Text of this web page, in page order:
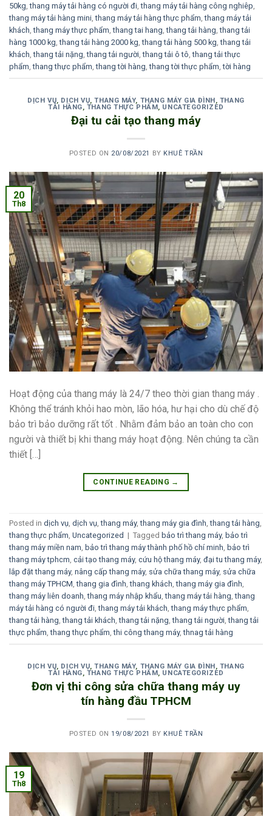
50kg ,thang máy tải hàng có người đi ,thang máy tải hàng công nghiêp
thang máy tải hàng mini ,thang máy tải hàng thực phẩm ,thang máy tải
khách ,thang máy thực phẩm ,thang tai hang ,thang tải hàng ,thang tải
hàng 1000 kg ,thang tải hàng 2000 kg ,thang tải hàng 500 kg ,thang tải
khách ,thang tải nặng ,thang tải người ,thang tải ô tô ,thang tải thực
phẩm ,thang thực phẩm ,thang tời hàng ,thang tời thực phẩm ,tời hàng
DỊCH VỤ DỊCH VỤ ,THANG MÁY, THANG MÁY GIA ĐÌNH
THANG
TẢI HÀNG
THANG THỰC PHẨM UNCATEGORIZED
Đại tu cải tạo thang máy
POSTED ON 20/08/2021 BY KHUÊ TRẦN
20
Th8
Hoạt động của thang máy là 24/7 theo thời gian thang máy .
Không thể tránh khỏi hao mòn, lão hóa, hư hại cho dù chế độ
bảo trì bảo dưỡng rất tốt . Nhằm đảm bảo an toàn cho con
người và thiết bị khi thang máy hoạt động. Nên chúng ta cần
thiết […]
CONTINUE READING →
Posted in dịch vụ, dịch vụ,thang máy,thang máy gia đình,thang tải hàng,
thang thực phẩm, Uncategorized | Tagged bảo trì thang máy, bảo trì
thang máy miền nam, bảo trì thang máy thành phố hồ chí minh, bảo trì
thang máy tphcm, cải tạo thang máy, cứu hộ thang máy, đại tu thang máy,
lắp đặt thang máy, nâng cấp thang máy, sửa chữa thang máy, sửa chữa
thang máy TPHCM,thang gia đình,thang khách,thang máy gia đình,
thang máy liên doanh,thang máy nhập khẩu,thang máy tải hàng,thang
máy tải hàng có người đi,thang máy tải khách,thang máy thực phẩm,
thang tải hàng,thang tải khách,thang tải nặng,thang tải người,thang tải
thực phẩm,thang thực phẩm,thi công thang máy,thnag tải hàng
DỊCH VỤ, DỊCH VỤ,THANG MÁY, THANG MÁY GIA ĐÌNH, THANG
TẢI HÀNG, THANG THỰC PHẨM, UNCATEGORIZED
Đơn vị thi công sửa chữa thang máy uy
tín hàng đầu TPHCM
POSTED ON19/08/2021 BY KHUÊ TRẦN
19
Th8